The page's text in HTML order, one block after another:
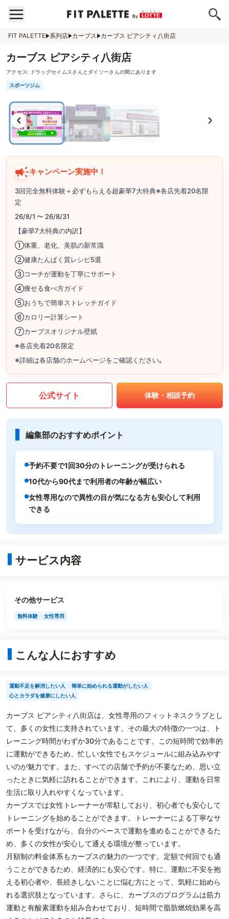
FIT PALETTE 系列店 カーブス カーブス ピアシティ八街店
カーブス ピアシティ八街店
アクセス: ドラッグセイムスさんとダイソーさんの間にあります
スポーツジム
キャンペーン実施中！
3回完全無料体験＋必ずもらえる超豪華7大特典※各店先着20名限
定
26/8/1 〜 26/8/31
【豪華7大特典の内訳】
①体重、老化、美肌の新常識
②健康たんぱく質レシピ5選
③コーチが運動を丁寧にサポート
④痩せる食べ方ガイド
⑤おうちで簡単ストレッチガイド
⑥カロリー計算シート
⑦カーブスオリジナル壁紙
※各店先着20名限定
※詳細は各店舗のホームページをご確認ください｡
公式サイト 体験・相談予約
編集部のおすすめポイント
予約不要で1回30分のトレーニングが受けられる
10代から90代まで利用者の年齢が幅広い
女性専用なので異性の目が気になる方も安心して利用
できる
サービス内容
その他サービス
無料体験 女性専用
こんな人におすすめ
運動不足を解消したい人
簡単に始められる運動がしたい人
心とカラダを健康にしたい人
カーブス ピアシティ八街店は、女性専用のフィットネスクラブとし
て、多くの女性に支持されています。その最大の特徴の一つは、ト
レーニング時間がわずか30分であることです。この短時間で効率的
に運動ができるため、忙しい女性でもスケジュールに組み込みやす
いのが魅力です。また、すべての店舗で予約が不要なため、思い立
ったときに気軽に訪れることができます。これにより、運動を日常
生活に取り入れやすくなっています。
カーブスでは女性トレーナーが常駐しており、初心者でも安心して
トレーニングを始めることができます。トレーナーによる丁寧なサ
ポートを受けながら、自分のペースで運動を進めることができるた
め、多くの女性が安心して通える環境が整っています。
月額制の料金体系もカーブスの魅力の一つです。定額で何回でも通
うことができるため、経済的にも安心です。特に、運動に不安を抱
える初心者や、長続きしないことに悩む方にとって、気軽に始めら
れる選択肢となっています。さらに、カーブスのプログラムは筋力
運動と有酸素運動を組み合わせており、短時間で脂肪燃焼効果を高